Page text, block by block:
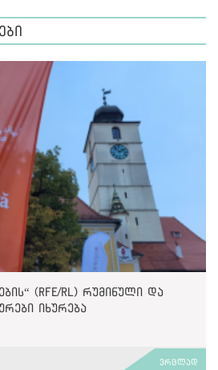
(RFE/RL) რუმინული და
იხურება
ვრცლად